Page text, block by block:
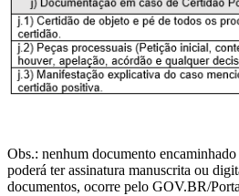
Obs.: nenhum documento
poderá ter assinatura manuscrita ou
documentos, ocorre pelo GOV.BR/